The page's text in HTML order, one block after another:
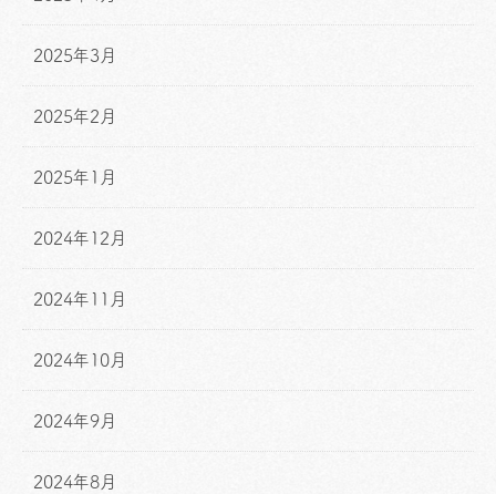
2025年3月
2025年2月
2025年1月
2024年12月
2024年11月
2024年10月
2024年9月
2024年8月